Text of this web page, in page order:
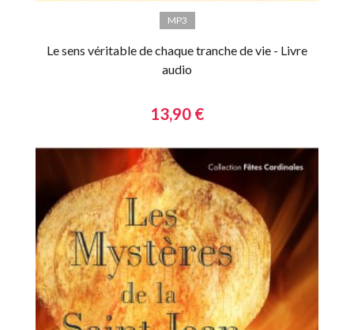
MP3
Le sens véritable de chaque tranche de vie - Livre
audio
13,90 €